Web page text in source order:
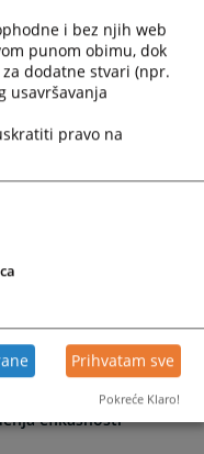
i stereotipi
razvoj pravosudnog
sistema
efikasnosti
i bez njih web
punom obimu, dok
dodatne stvari (npr.
usavršavanja
pravo na
Prihvatam sve
Pokreće Klaro!